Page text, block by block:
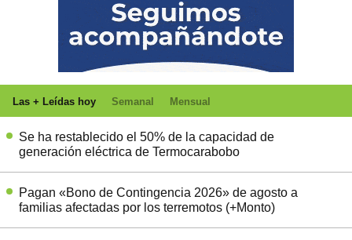
Las + Leídas hoy Semanal Mensual
Se ha restablecido el 50% de la capacidad de
generación eléctrica de Termocarabobo
Pagan «Bono de Contingencia 2026» de agosto a
familias afectadas por los terremotos (+Monto)